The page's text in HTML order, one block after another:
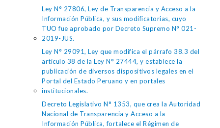
Ley N° 27806, Ley de Transparencia y Acceso a la
Información Pública, y sus modificatorias, cuyo
TUO fue aprobado por Decreto Supremo N° 021-
2019-JUS.
Ley N° 29091, Ley que modifica el párrafo 38.3 del
artículo 38 de la Ley N° 27444, y establece la
publicación de diversos dispositivos legales en el
Portal del Estado Peruano y en portales
institucionales.
Decreto Legislativo N° 1353, que crea la Autoridad
Nacional de Transparencia y Acceso a la
Información Pública, fortalece el Régimen de